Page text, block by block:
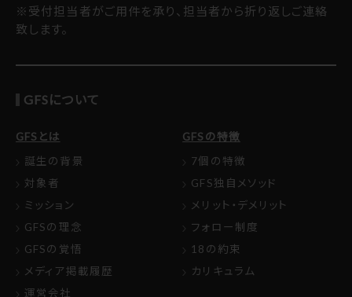
※受付担当者がご用件を承り、担当者から折り返しご連絡
致します。
GFSについて
GFSとは
誕生の背景
対象者
ミッション
GFSの理念
GFSの覚悟
メディア掲載履歴
運営会社
GFSの特徴
7個の特徴
GFS独自メソッド
メリット・デメリット
フォロー制度
18の約束
カリキュラム